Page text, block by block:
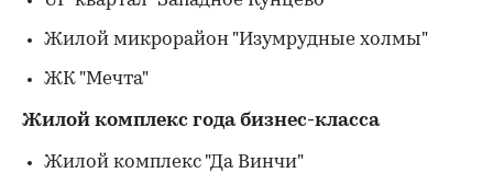
Жилой микрорайон "Изумрудные холмы"
ЖК "Мечта"
Жилой комплекс года бизнес-класса
Жилой комплекс "Да Винчи"